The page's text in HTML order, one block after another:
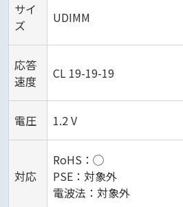
サイ
ズ
UDIMM
応答
速度
CL 19-19-19
電圧 1.2 V
対応
RoHS：◯
PSE：対象外
電波法：対象外